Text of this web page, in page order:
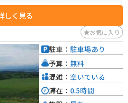
販売も行われ、観光としても楽しめま
景が広がるエリアで、自然を感じながら
る場合は、北海道らしい開放的な直線道
ツーリングの立ち寄り先としてもおすす
しく見る
お気に入り
駐車： 駐車場あり
予算： 無料
混雑： 空いている
滞在： 0.5時間